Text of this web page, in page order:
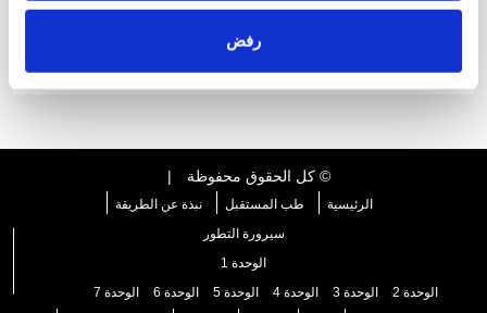
رفض
© كل الحقوق محفوظة |
الرئيسية طب المستقبل
نبذة عن الطريقة
سيرورة التطور
الوحدة 1
الوحدة 2
الوحدة 3 الوحدة 4 الوحدة 5 الوحدة 6 الوحدة 7